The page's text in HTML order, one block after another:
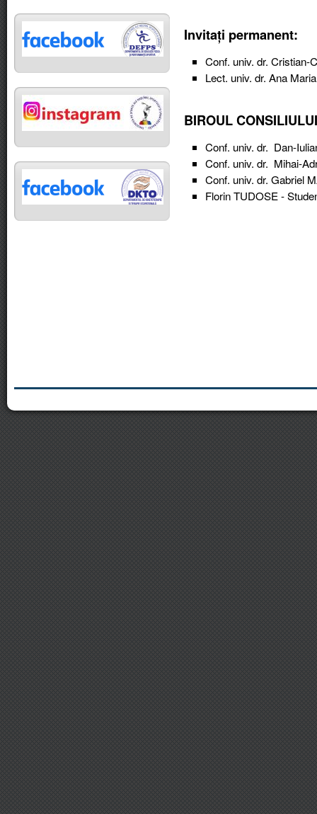
Invitați permanent:
Conf. univ. dr. Cristian-
Lect. univ. dr. Ana
BIROUL
Conf. univ. dr. Dan-
Conf. univ. dr. Mihai-
Conf. univ. dr. Gabriel
Florin TUDOSE -